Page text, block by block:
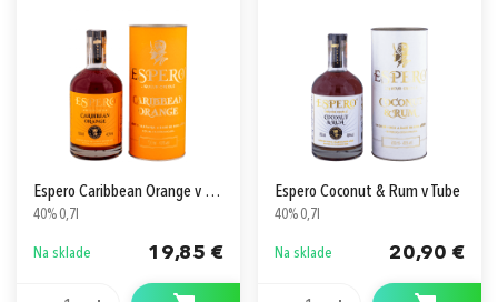
Espero Caribbean Orange v Tube
40% 0,7l
Na sklade 19,85 €
Espero Coconut & Rum v Tube
40% 0,7l
Na sklade 20,90 €